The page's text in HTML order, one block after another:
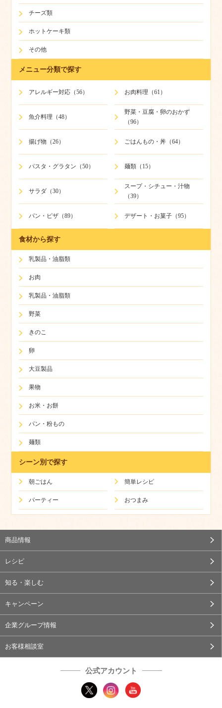
チーズ類
ホットケーキ類
その他
メニュー分類で探す
アレルギー対応（56） お肉料理（61）
魚介料理（48）
野菜・豆腐・卵のおかず
（96）
揚げ物（26） ごはんもの・丼（64）
パスタ・グラタン（50） 麺類（15）
サラダ（30）
スープ・シチュー・汁物
（39）
パン・ピザ（89） デザート・お菓子（95）
食材から探す
乳製品・油脂類
お肉
乳製品・油脂類
野菜
きのこ
卵
大豆製品
果物
お米・お餅
パン・粉もの
麺類
シーン別で探す
朝ごはん 簡単レシピ
パーティー おつまみ
商品情報
レシピ
知る・楽しむ
キャンペーン
企業グループ情報
お客様相談室
公式アカウント